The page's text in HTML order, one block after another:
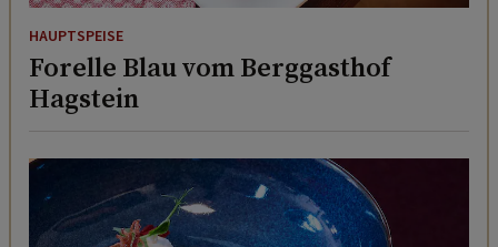
HAUPTSPEISE
Forelle Blau vom Berggasthof
Hagstein